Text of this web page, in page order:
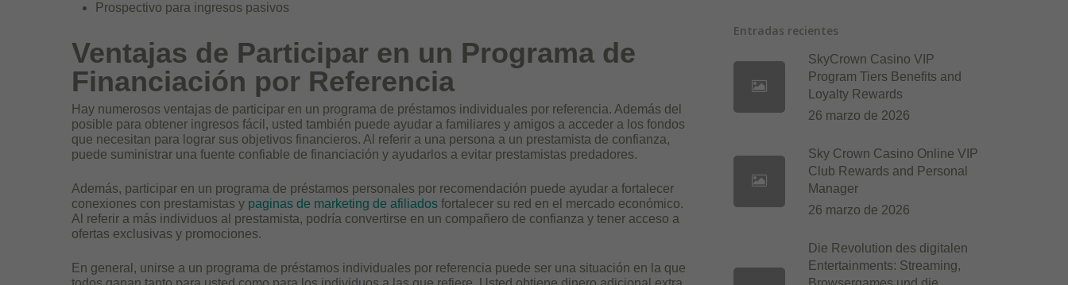
Prospectivo para ingresos pasivos
Ventajas de Participar en un Programa de
Financiación por Referencia
Hay numerosos ventajas de participar en un programa de préstamos individuales por referencia. Además del
posible para obtener ingresos fácil, usted también puede ayudar a familiares y amigos a acceder a los fondos
que necesitan para lograr sus objetivos financieros. Al referir a una persona a un prestamista de confianza,
puede suministrar una fuente confiable de financiación y ayudarlos a evitar prestamistas predadores.
Además, participar en un programa de préstamos personales por recomendación puede ayudar a fortalecer
conexiones con prestamistas y paginas de marketing de afiliados fortalecer su red en el mercado económico.
Al referir a más individuos al prestamista, podría convertirse en un compañero de confianza y tener acceso a
ofertas exclusivas y promociones.
En general, unirse a un programa de préstamos individuales por referencia puede ser una situación en la que
Entradas recientes
SkyCrown Casino VIP
Program Tiers Benefits and
Loyalty Rewards
26 marzo de 2026
Sky Crown Casino Online VIP
Club Rewards and Personal
Manager
26 marzo de 2026
Die Revolution des digitalen
Entertainments: Streaming,